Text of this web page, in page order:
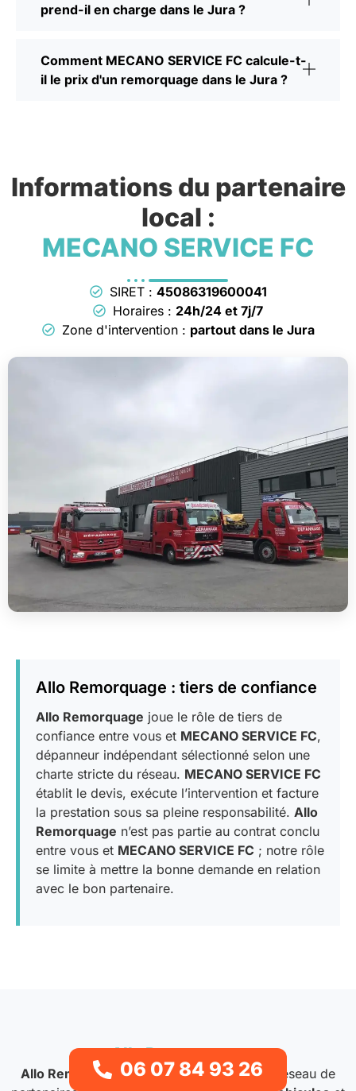
prend-il en charge dans le Jura ?
Comment MECANO SERVICE FC calcule-t-
il le prix d'un remorquage dans le Jura ?
Informations du partenaire
local :
MECANO SERVICE FC
SIRET : 45086319600041
Horaires : 24h/24 et 7j/7
Zone d'intervention : partout dans le Jura
Allo Remorquage : tiers de confiance
Allo Remorquage joue le rôle de tiers de
confiance entre vous et MECANO SERVICE FC,
dépanneur indépendant sélectionné selon une
charte stricte du réseau. MECANO SERVICE FC
établit le devis, exécute l’intervention et facture
la prestation sous sa pleine responsabilité. Allo
Remorquage n’est pas partie au contrat conclu
entre vous et MECANO SERVICE FC ; notre rôle
se limite à mettre la bonne demande en relation
avec le bon partenaire.
Allo Remorquage
Allo Remorquagemet en relation avec un réseau de
06 07 84 93 26